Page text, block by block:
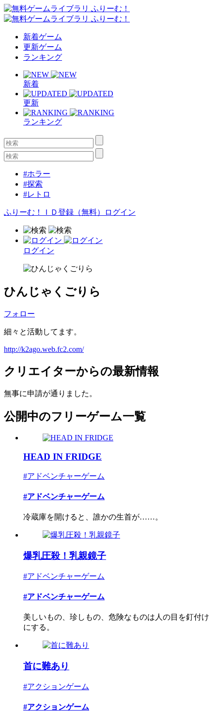
新着ゲーム
更新ゲーム
ランキング
新着
更新
ランキング
#ホラー
#探索
#レトロ
ふりーむ！ＩＤ登録（無料） ログイン
ログイン
ひんじゃくごりら
フォロー
細々と活動してます。
http://k2ago.web.fc2.com/
クリエイターからの最新情報
無事に申請が通りました。
公開中のフリーゲーム一覧
HEAD IN FRIDGE
#アドベンチャーゲーム
#アドベンチャーゲーム
冷蔵庫を開けると、誰かの生首が……。
爆乳圧殺！乳親鏡子
#アドベンチャーゲーム
#アドベンチャーゲーム
美しいもの、珍しもの、危険なものは人の目を釘付け
にする。
首に難あり
#アクションゲーム
#アクションゲーム